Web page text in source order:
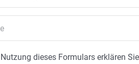
dieses Formulars erklären Sie